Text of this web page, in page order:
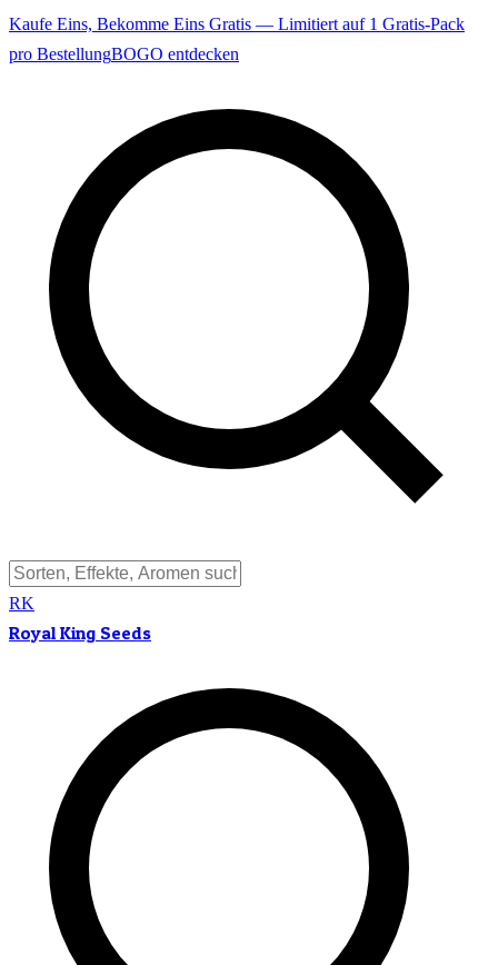
Kaufe Eins, Bekomme Eins Gratis — Limitiert auf 1 Gratis-Pack
pro BestellungBOGO entdecken
RK
Royal King Seeds